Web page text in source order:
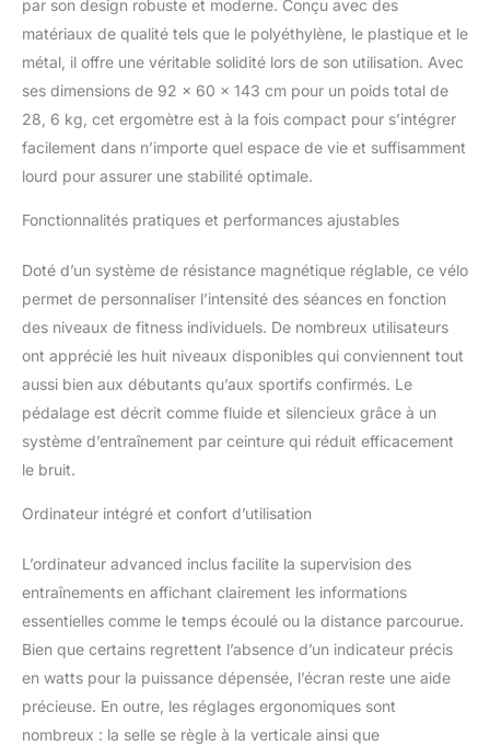
d'adapter encore mieux le vélo à votre
morphologie.
par son design robuste et moderne. Conçu avec des
matériaux de qualité tels que le polyéthylène, le plastique et le
métal, il offre une véritable solidité lors de son utilisation. Avec
ses dimensions de 92 x 60 x 143 cm pour un poids total de
28, 6 kg, cet ergomètre est à la fois compact pour s’intégrer
facilement dans n’importe quel espace de vie et suffisamment
lourd pour assurer une stabilité optimale.
Fonctionnalités pratiques et performances ajustables
Doté d’un système de résistance magnétique réglable, ce vélo
permet de personnaliser l’intensité des séances en fonction
des niveaux de fitness individuels. De nombreux utilisateurs
ont apprécié les huit niveaux disponibles qui conviennent tout
aussi bien aux débutants qu’aux sportifs confirmés. Le
pédalage est décrit comme fluide et silencieux grâce à un
système d’entraînement par ceinture qui réduit efficacement
le bruit.
Ordinateur intégré et confort d’utilisation
L’ordinateur advanced inclus facilite la supervision des
entraînements en affichant clairement les informations
essentielles comme le temps écoulé ou la distance parcourue.
Bien que certains regrettent l’absence d’un indicateur précis
en watts pour la puissance dépensée, l’écran reste une aide
précieuse. En outre, les réglages ergonomiques sont
nombreux : la selle se règle à la verticale ainsi que